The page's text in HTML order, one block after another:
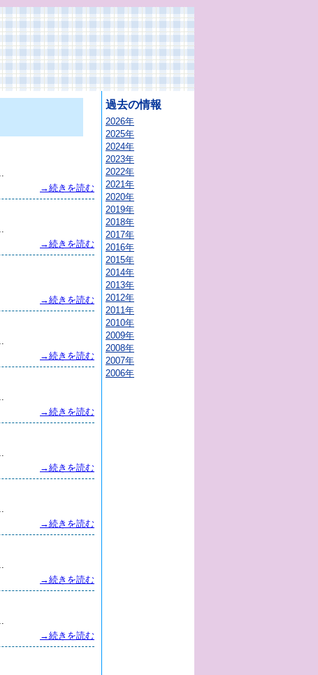
→続きを読む
→続きを読む
→続きを読む
→続きを読む
→続きを読む
→続きを読む
→続きを読む
→続きを読む
→続きを読む
過去の情報
2026年
2025年
2024年
2023年
2022年
2021年
2020年
2019年
2018年
2017年
2016年
2015年
2014年
2013年
2012年
2011年
2010年
2009年
2008年
2007年
2006年